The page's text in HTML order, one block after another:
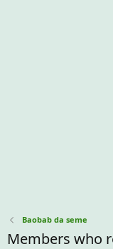
Baobab da seme
Members who